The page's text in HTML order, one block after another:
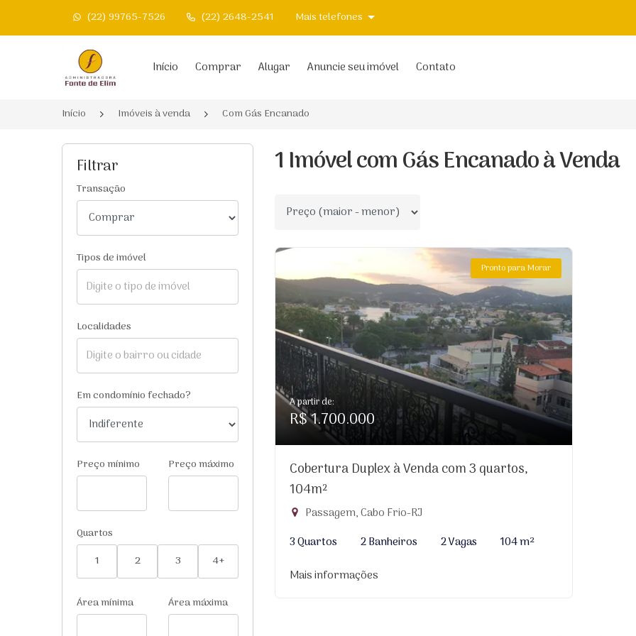
(22) 99765-7526 (22) 2648-2541 Mais telefones
Página inicial Início Comprar Alugar Anuncie seu imóvel Contato
Início Imóveis à venda Com Gás Encanado
Filtrar
Transação
Tipos de imóvel
Localidades
Em condomínio fechado?
Preço mínimo Preço máximo
Quartos
1
2 3 4+
Área mínima Área máxima
1 Imóvel com Gás Encanado à Venda
Ordenar por
Pronto para Morar
A partir de:
R$ 1.700.000
Cobertura Duplex à Venda com 3 quartos,
104m²
Passagem, Cabo Frio-RJ
3 Quartos
2 Banheiros 2 Vagas
104 m²
Mais informações